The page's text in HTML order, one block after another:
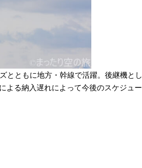
とともに地方・幹線で活躍。後継機とし
よる納入遅れによって今後のスケジュー